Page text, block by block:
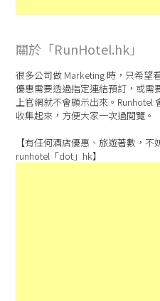
關於「RunHotel.hk」
很多公司做 Marketing 時，只希望
優惠需要透過指定連結預訂，或需
上官網就不會顯示出來。
收集起來，方便大家一次過閱覽。
【有任何酒店優惠、旅遊著數，不
runhotel「dot」hk】